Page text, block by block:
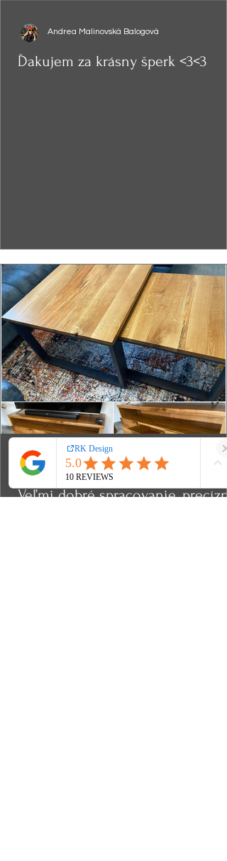
Ďakujem za krásny šperk <3<3
Andrea Malinovská Balogová
Veľmi dobré spracovanie, precízna
Rii Sarah